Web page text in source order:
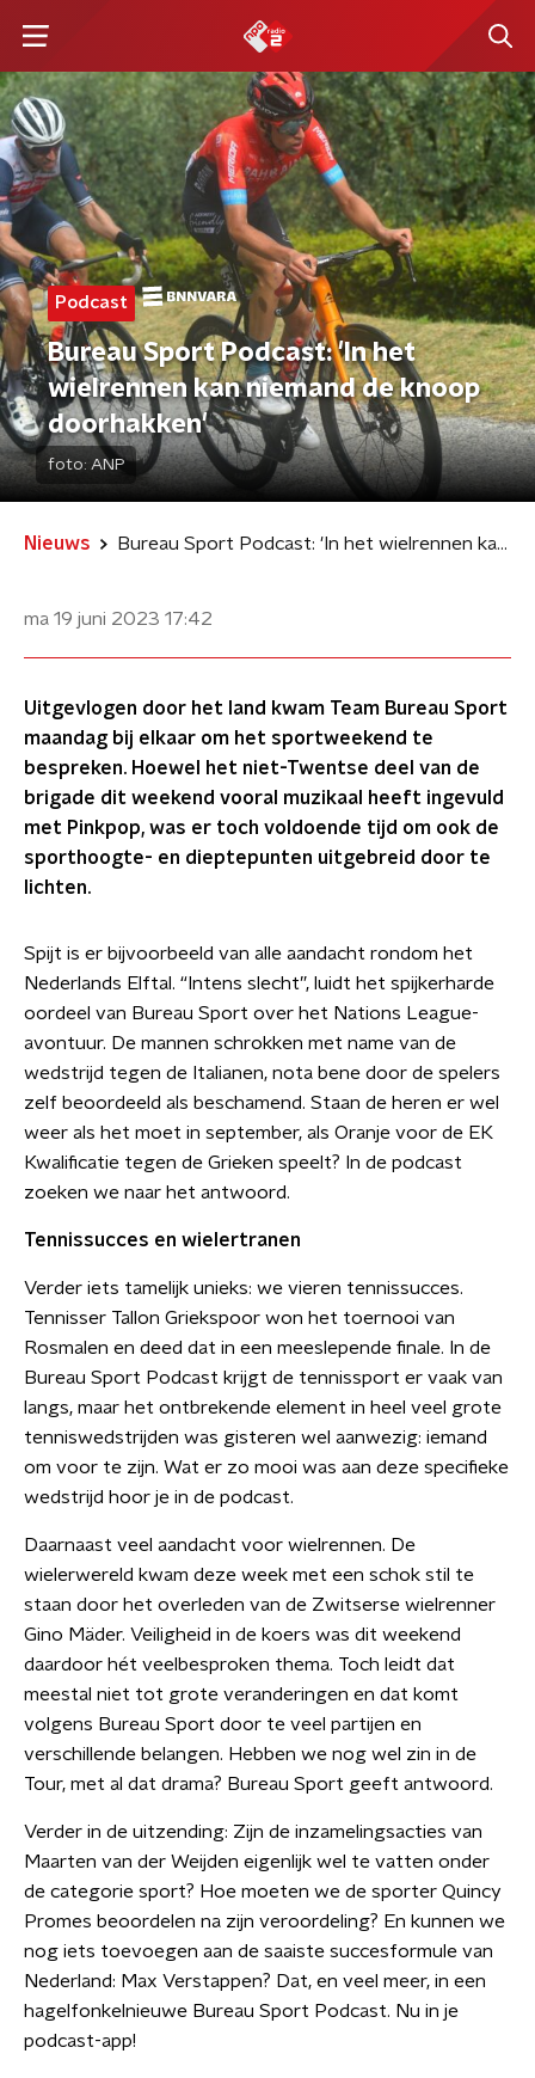
Podcast
Bureau Sport Podcast: 'In het
wielrennen kan niemand de knoop
doorhakken'
foto: ANP
Nieuws Bureau Sport Podcast: 'In het wielrennen kan niemand de knoop doorhakken'
ma 19 juni 2023 17:42
Uitgevlogen door het land kwam Team Bureau Sport
maandag bij elkaar om het sportweekend te
bespreken. Hoewel het niet-Twentse deel van de
brigade dit weekend vooral muzikaal heeft ingevuld
met Pinkpop, was er toch voldoende tijd om ook de
sporthoogte- en dieptepunten uitgebreid door te
lichten.
Spijt is er bijvoorbeeld van alle aandacht rondom het
Nederlands Elftal. “Intens slecht”, luidt het spijkerharde
oordeel van Bureau Sport over het Nations League-
avontuur. De mannen schrokken met name van de
wedstrijd tegen de Italianen, nota bene door de spelers
zelf beoordeeld als beschamend. Staan de heren er wel
weer als het moet in september, als Oranje voor de EK
Kwalificatie tegen de Grieken speelt? In de podcast
zoeken we naar het antwoord.
Tennissucces en wielertranen
Verder iets tamelijk unieks: we vieren tennissucces.
Tennisser Tallon Griekspoor won het toernooi van
Rosmalen en deed dat in een meeslepende finale. In de
Bureau Sport Podcast krijgt de tennissport er vaak van
langs, maar het ontbrekende element in heel veel grote
tenniswedstrijden was gisteren wel aanwezig: iemand
om voor te zijn. Wat er zo mooi was aan deze specifieke
wedstrijd hoor je in de podcast.
Daarnaast veel aandacht voor wielrennen. De
wielerwereld kwam deze week met een schok stil te
staan door het overleden van de Zwitserse wielrenner
Gino Mäder. Veiligheid in de koers was dit weekend
daardoor hét veelbesproken thema. Toch leidt dat
meestal niet tot grote veranderingen en dat komt
volgens Bureau Sport door te veel partijen en
verschillende belangen. Hebben we nog wel zin in de
Tour, met al dat drama? Bureau Sport geeft antwoord.
Verder in de uitzending: Zijn de inzamelingsacties van
Maarten van der Weijden eigenlijk wel te vatten onder
de categorie sport? Hoe moeten we de sporter Quincy
Promes beoordelen na zijn veroordeling? En kunnen we
nog iets toevoegen aan de saaiste succesformule van
Nederland: Max Verstappen? Dat, en veel meer, in een
hagelfonkelnieuwe Bureau Sport Podcast. Nu in je
podcast-app!